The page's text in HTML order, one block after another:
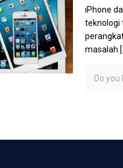
iPhone
teknologi
masalah
Do you